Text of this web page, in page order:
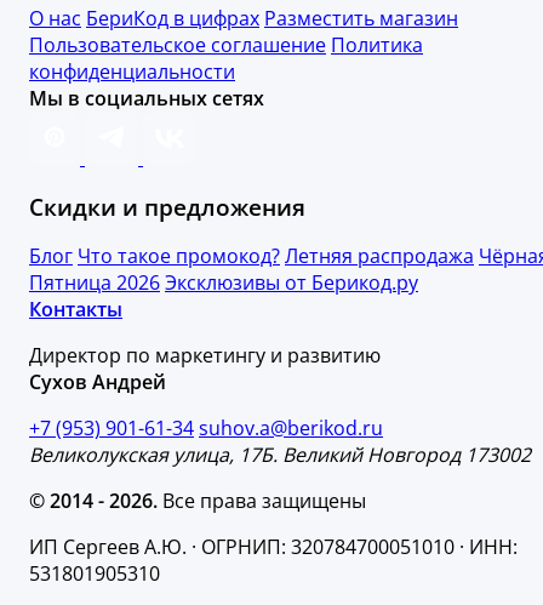
О нас БериКод в цифрах Разместить магазин
Пользовательское соглашение Политика
конфиденциальности
Мы в социальных сетях
Скидки и предложения
Блог Что такое промокод?Летняя распродажа
Пятница 2026Эксклюзивы от Берикод.ру
Контакты
Директор по маркетингу и развитию
Сухов Андрей
+7 (953) 901-61-34suhov.a@berikod.ru
Великолукская улица, 17Б. Великий Новгород 173002
© 2014 - 2026. Все права защищены
ИП Сергеев А.Ю. · ОГРНИП: 320784700051010 · ИНН:
531801905310